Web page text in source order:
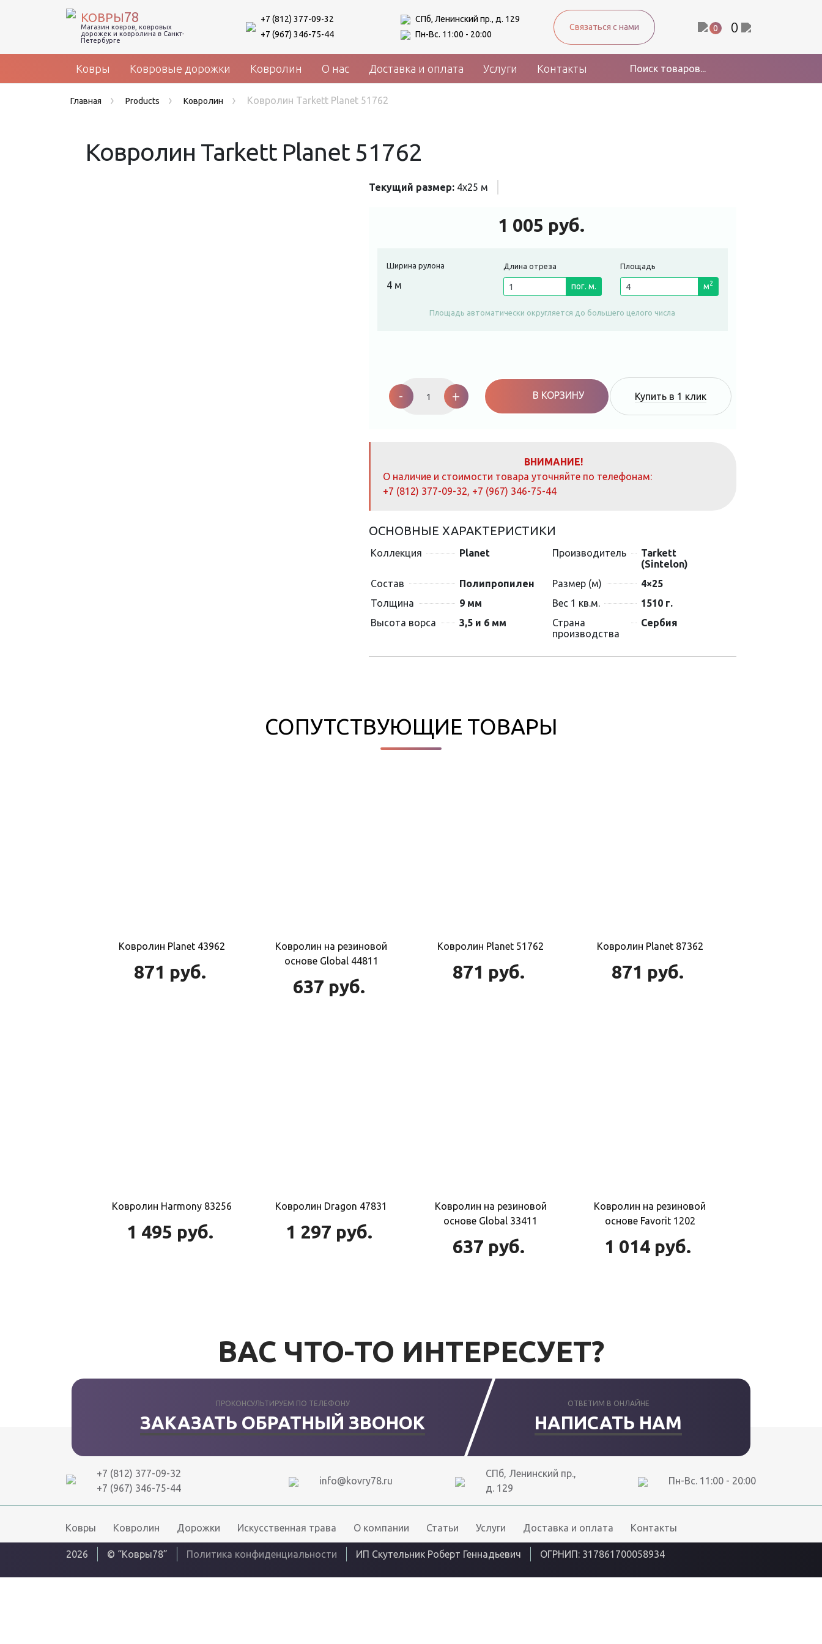
КОВРЫ78
Магазин ковров, ковровых
дорожек и ковролина в Санкт-
Петербурге
+7 (812) 377-09-32
+7 (967) 346-75-44
СПб, Ленинский пр., д. 129
Пн-Вс. 11:00 - 20:00
Связаться с нами 0 0
Ковры Ковровые дорожки Ковролин О нас Доставка и оплата Услуги Контакты
Главная › Products › Ковролин › Ковролин Tarkett Planet 51762
Ковролин Tarkett Planet 51762
Текущий размер:4x25 м
1 005 руб.
Ширина рулона
4 м
Длина отреза
пог. м.
Площадь
м2
Площадь автоматически округляется до большего целого числа
-
Ковролин
Tarkett
Planet
51762
+ В КОРЗИНУ Купить в 1 клик
ВНИМАНИЕ!
О наличие и стоимости товара уточняйте по телефонам:
+7 (812) 377-09-32, +7 (967) 346-75-44
ОСНОВНЫЕ ХАРАКТЕРИСТИКИ
Коллекция Planet Производитель
Tarkett
(Sintelon)
Состав
Полипропилен Размер (м)
4×25
Толщина
9 мм Вес 1 кв.м.
1510 г.
Высота ворса
3,5 и 6 мм
Страна
производства
Сербия
СОПУТСТВУЮЩИЕ ТОВАРЫ
Ковролин Planet 43962
871 руб.
Ковролин на резиновой
основе Global 44811
637 руб.
Ковролин Planet 51762
871 руб.
Ковролин Planet 87362
871 руб.
Ковролин Harmony 83256
1 495 руб.
Ковролин Dragon 47831
1 297 руб.
Ковролин на резиновой
основе Global 33411
637 руб.
Ковролин на резиновой
основе Favorit 1202
1 014 руб.
ВАС ЧТО-ТО ИНТЕРЕСУЕТ?
ПРОКОНСУЛЬТИРУЕМ ПО ТЕЛЕФОНУ
ЗАКАЗАТЬ ОБРАТНЫЙ ЗВОНОК
ОТВЕТИМ В ОНЛАЙНЕ
НАПИСАТЬ НАМ
+7 (812) 377-09-32
+7 (967) 346-75-44
info@kovry78.ru
СПб, Ленинский пр.,
д. 129
Пн-Вс. 11:00 - 20:00
Ковры Ковролин Дорожки Искусственная трава О компании Статьи Услуги Доставка и оплата Контакты
2026 © “Ковры78” Политика конфиденциальности ИП Скутельник Роберт Геннадьевич ОГРНИП: 317861700058934